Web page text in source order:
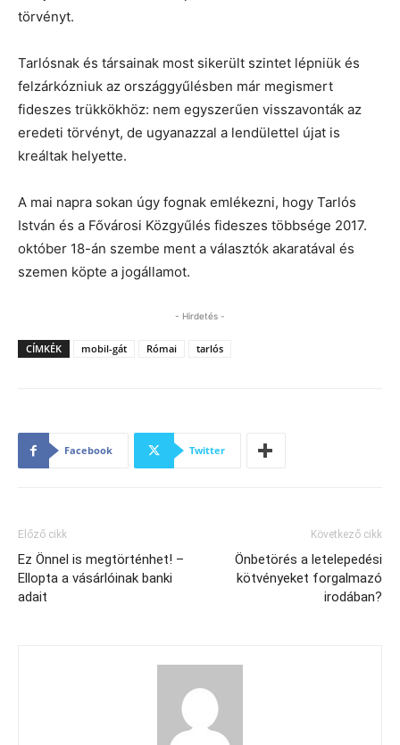
törvényt.
Tarlósnak és társainak most sikerült szintet lépniük és
felzárkózniuk az országgyűlésben már megismert
fideszes trükkökhöz: nem egyszerűen visszavonták az
eredeti törvényt, de ugyanazzal a lendülettel újat is
kreáltak helyette.
A mai napra sokan úgy fognak emlékezni, hogy Tarlós
István és a Fővárosi Közgyűlés fideszes többsége 2017.
október 18-án szembe ment a választók akaratával és
szemen köpte a jogállamot.
- Hirdetés -
CÍMKÉK mobil-gát Római tarlós
Facebook Twitter
Előző cikk
Ez Önnel is megtörténhet! –
Ellopta a vásárlóinak banki
adait
Következő cikk
Önbetörés a letelepedési
kötvényeket forgalmazó
irodában?